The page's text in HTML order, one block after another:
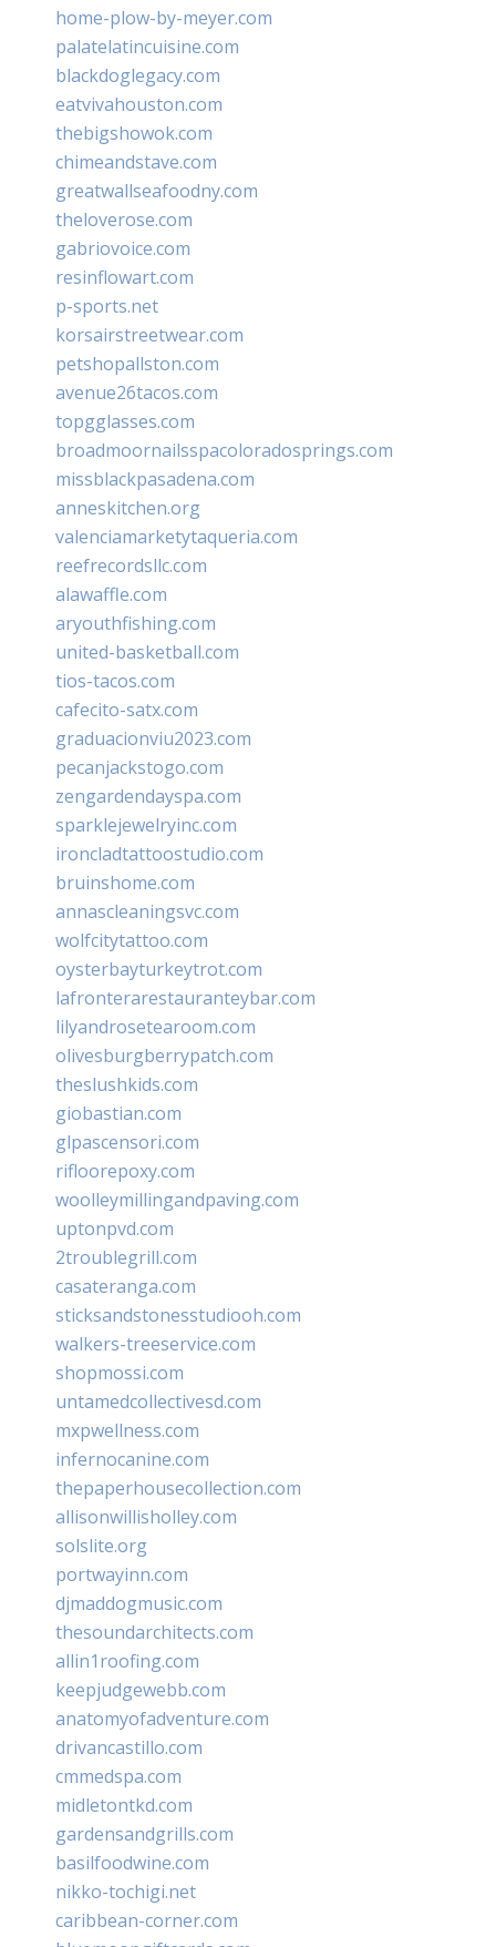
home-plow-by-meyer.com
palatelatincuisine.com
blackdoglegacy.com
eatvivahouston.com
thebigshowok.com
chimeandstave.com
greatwallseafoodny.com
theloverose.com
gabriovoice.com
resinflowart.com
p-sports.net
korsairstreetwear.com
petshopallston.com
avenue26tacos.com
topgglasses.com
broadmoornailsspacoloradosprings.com
missblackpasadena.com
anneskitchen.org
valenciamarketytaqueria.com
reefrecordsllc.com
alawaffle.com
aryouthfishing.com
united-basketball.com
tios-tacos.com
cafecito-satx.com
graduacionviu2023.com
pecanjackstogo.com
zengardendayspa.com
sparklejewelryinc.com
ironcladtattoostudio.com
bruinshome.com
annascleaningsvc.com
wolfcitytattoo.com
oysterbayturkeytrot.com
lafronterarestauranteybar.com
lilyandrosetearoom.com
olivesburgberrypatch.com
theslushkids.com
giobastian.com
glpascensori.com
rifloorepoxy.com
woolleymillingandpaving.com
uptonpvd.com
2troublegrill.com
casateranga.com
sticksandstonesstudiooh.com
walkers-treeservice.com
shopmossi.com
untamedcollectivesd.com
mxpwellness.com
infernocanine.com
thepaperhousecollection.com
allisonwillisholley.com
solslite.org
portwayinn.com
djmaddogmusic.com
thesoundarchitects.com
allin1roofing.com
keepjudgewebb.com
anatomyofadventure.com
drivancastillo.com
cmmedspa.com
midletontkd.com
gardensandgrills.com
basilfoodwine.com
nikko-tochigi.net
caribbean-corner.com